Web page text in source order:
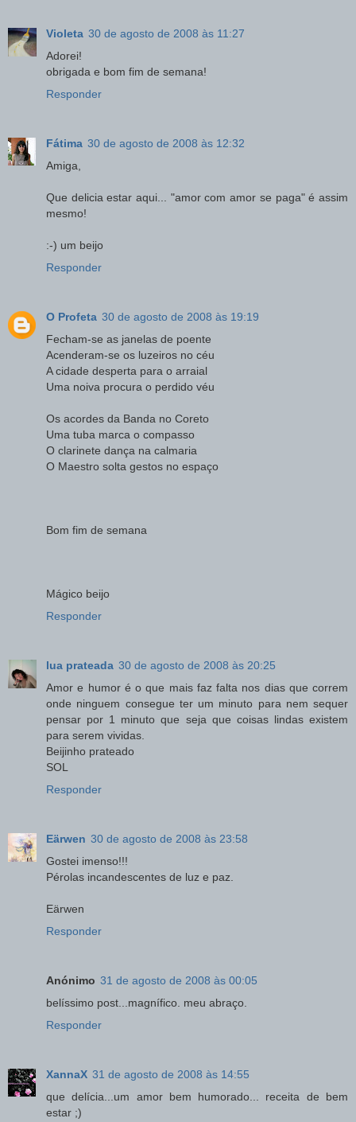
Violeta 30 de agosto de 2008 às 11:27
Adorei!
obrigada e bom fim de semana!
Responder
Fátima 30 de agosto de 2008 às 12:32
Amiga,
Que delicia estar aqui... "amor com amor se paga" é assim
mesmo!
:-) um beijo
Responder
O Profeta 30 de agosto de 2008 às 19:19
Fecham-se as janelas de poente
Acenderam-se os luzeiros no céu
A cidade desperta para o arraial
Uma noiva procura o perdido véu
Os acordes da Banda no Coreto
Uma tuba marca o compasso
O clarinete dança na calmaria
O Maestro solta gestos no espaço
Bom fim de semana
Mágico beijo
Responder
lua prateada 30 de agosto de 2008 às 20:25
Amor e humor é o que mais faz falta nos dias que correm
onde ninguem consegue ter um minuto para nem sequer
pensar por 1 minuto que seja que coisas lindas existem
para serem vividas.
Beijinho prateado
SOL
Responder
Eärwen 30 de agosto de 2008 às 23:58
Gostei imenso!!!
Pérolas incandescentes de luz e paz.
Eärwen
Responder
Anónimo 31 de agosto de 2008 às 00:05
belíssimo post...magnífico. meu abraço.
Responder
XannaX 31 de agosto de 2008 às 14:55
que delícia...um amor bem humorado... receita de bem
estar ;)